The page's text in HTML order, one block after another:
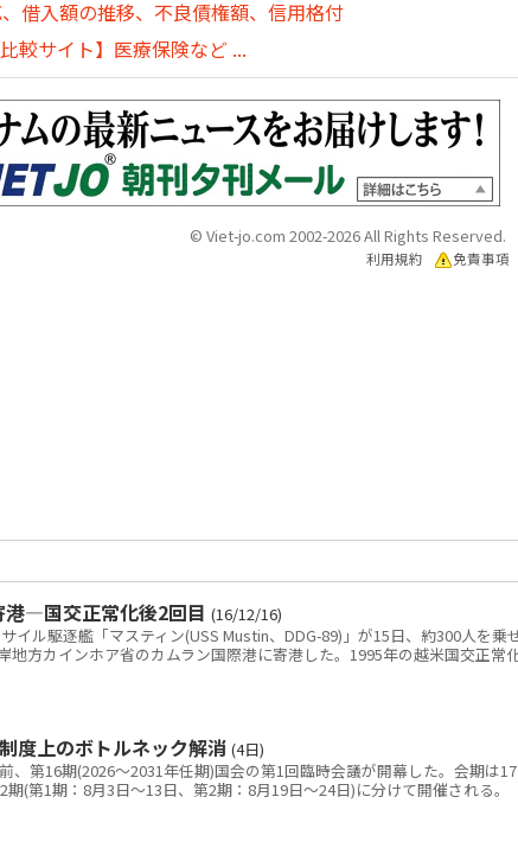
借入額の推移、不良債権額、信用格付
較サイト】医療保険など ...
© Viet-jo.com 2002-2026 All Rights Reserved.
利用規約 免責事項
港―国交正常化後2回目 (16/12/16)
イル駆逐艦「マスティン(USS Mustin、DDG-89)」が15日、約300人を乗
地方カインホア省のカムラン国際港に寄港した。1995年の越米国交正常
度上のボトルネック解消 (4日)
、第16期(2026～2031年任期)国会の第1回臨時会議が開幕した。会期は
(第1期：8月3日～13日、第2期：8月19日～24日)に分けて開催される。